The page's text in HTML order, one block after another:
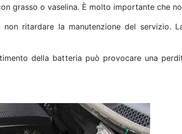
grasso o vaselina. È molto importante che
ritardare la manutenzione del servizio.
della batteria può provocare una